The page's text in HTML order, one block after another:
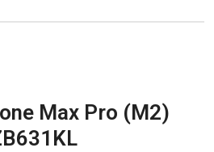
Max Pro (M2)